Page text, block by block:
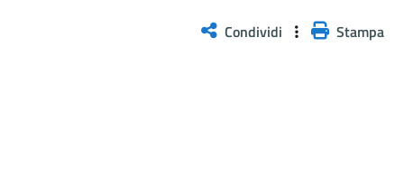
Condividi Stampa